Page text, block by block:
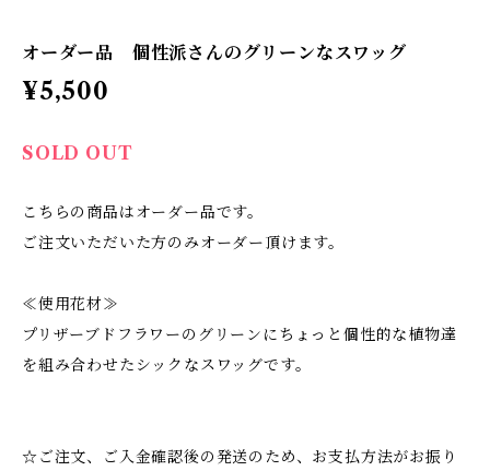
オーダー品 個性派さんのグリーンなスワッグ
¥5,500
SOLD OUT
こちらの商品はオーダー品です。
ご注文いただいた方のみオーダー頂けます。
≪使用花材≫
プリザーブドフラワーのグリーンにちょっと個性的な植物達
を組み合わせたシックなスワッグです。
☆ご注文、ご入金確認後の発送のため、お支払方法がお振り